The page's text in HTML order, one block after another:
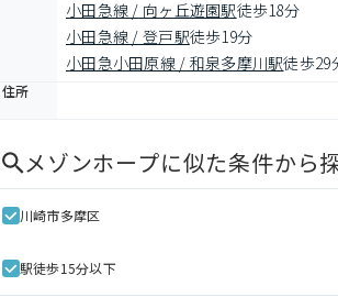
小田急線 / 向ヶ丘遊園駅徒歩18分
小田急線 / 登戸駅徒歩19分
小田急小田原線 / 和泉多摩川駅徒歩29
住所
メゾンホープに似た条件から
川崎市多摩区
駅徒歩15分以下